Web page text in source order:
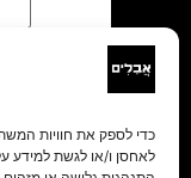
לאחסן ו/או לגשת למידע